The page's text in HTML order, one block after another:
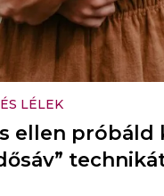
LÉLEK
ellen próbáld